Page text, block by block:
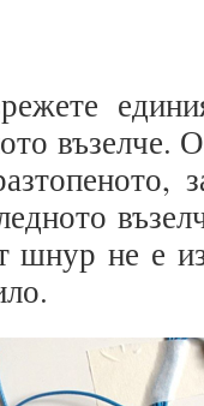
възелче.
не е